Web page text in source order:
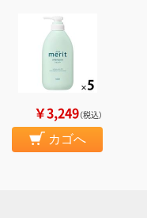
￥3,249（税込）
カゴへ